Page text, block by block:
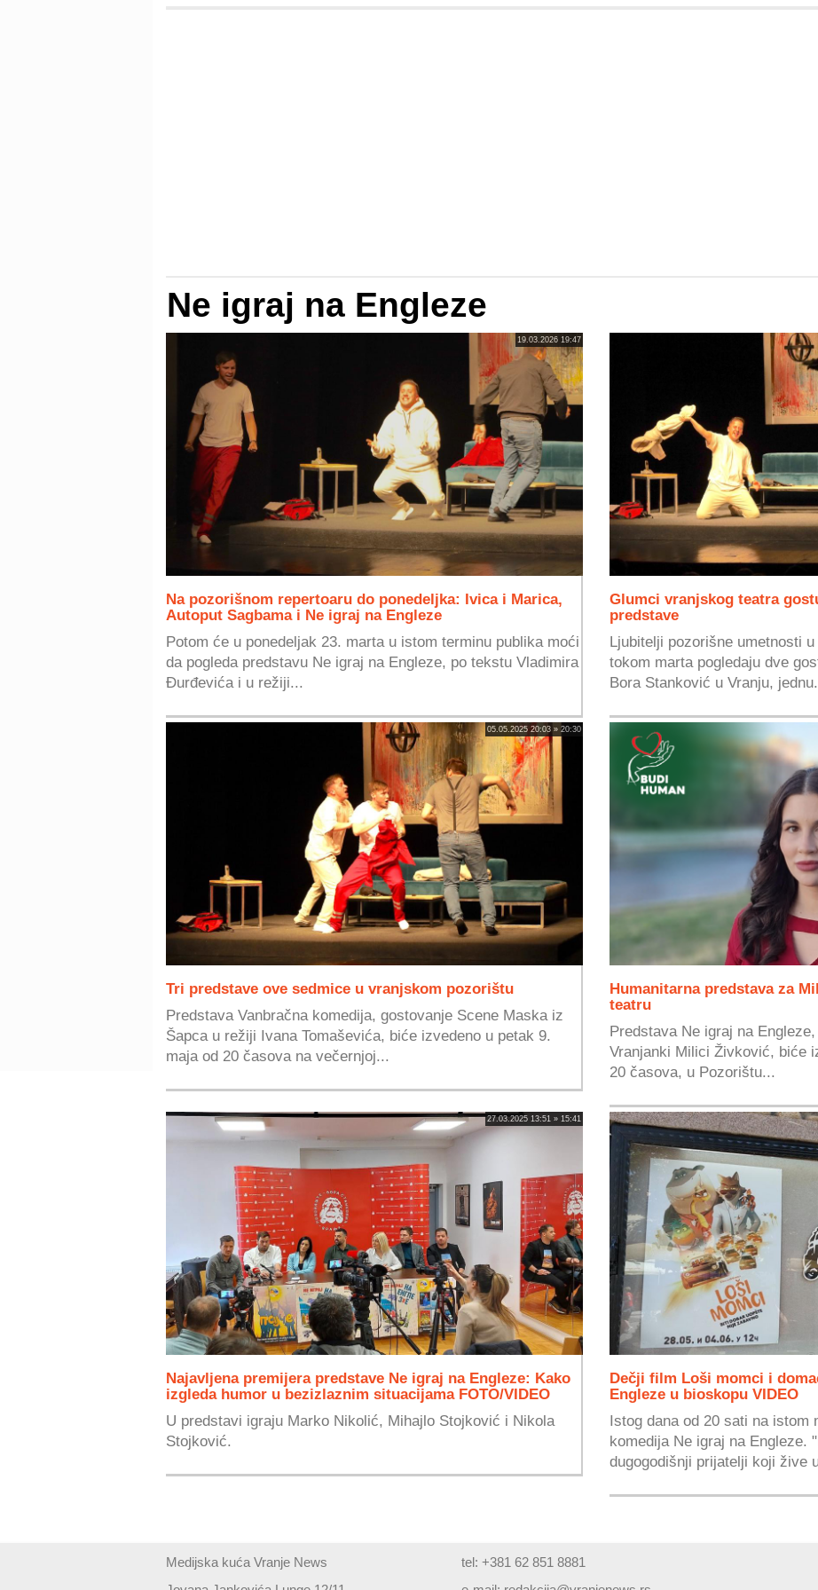
Ne igraj na Engleze
19.03.2026 19:47
Na pozorišnom repertoaru do ponedeljka: Ivica i Marica,
Autoput Sagbama i Ne igraj na Engleze
Potom će u ponedeljak 23. marta u istom terminu publika moći
da pogleda predstavu Ne igraj na Engleze, po tekstu Vladimira
Đurđevića i u režiji...
Glumci vranjskog teatra
predstave
Ljubitelji pozorišne umetnosti
tokom marta pogledaju dve
Bora Stanković u Vranju,
05.05.2025 20:03 » 20:30
Tri predstave ove sedmice u vranjskom pozorištu
Predstava Vanbračna komedija, gostovanje Scene Maska iz
Šapca u režiji Ivana Tomaševića, biće izvedeno u petak 9.
maja od 20 časova na večernjoj...
Humanitarna predstava za
teatru
Predstava Ne igraj na
Vranjanki Milici Živković, biće
20 časova, u Pozorištu...
27.03.2025 13:51 » 15:41
Najavljena premijera predstave Ne igraj na Engleze: Kako
izgleda humor u bezizlaznim situacijama FOTO/VIDEO
U predstavi igraju Marko Nikolić, Mihajlo Stojković i Nikola
Stojković.
Dečji film Loši momci i
Engleze u bioskopu VIDEO
Istog dana od 20 sati na istom
komedija Ne igraj na Engleze.
dugogodišnji prijatelji koji žive
Medijska kuća Vranje News
tel: +381 62 851 8881